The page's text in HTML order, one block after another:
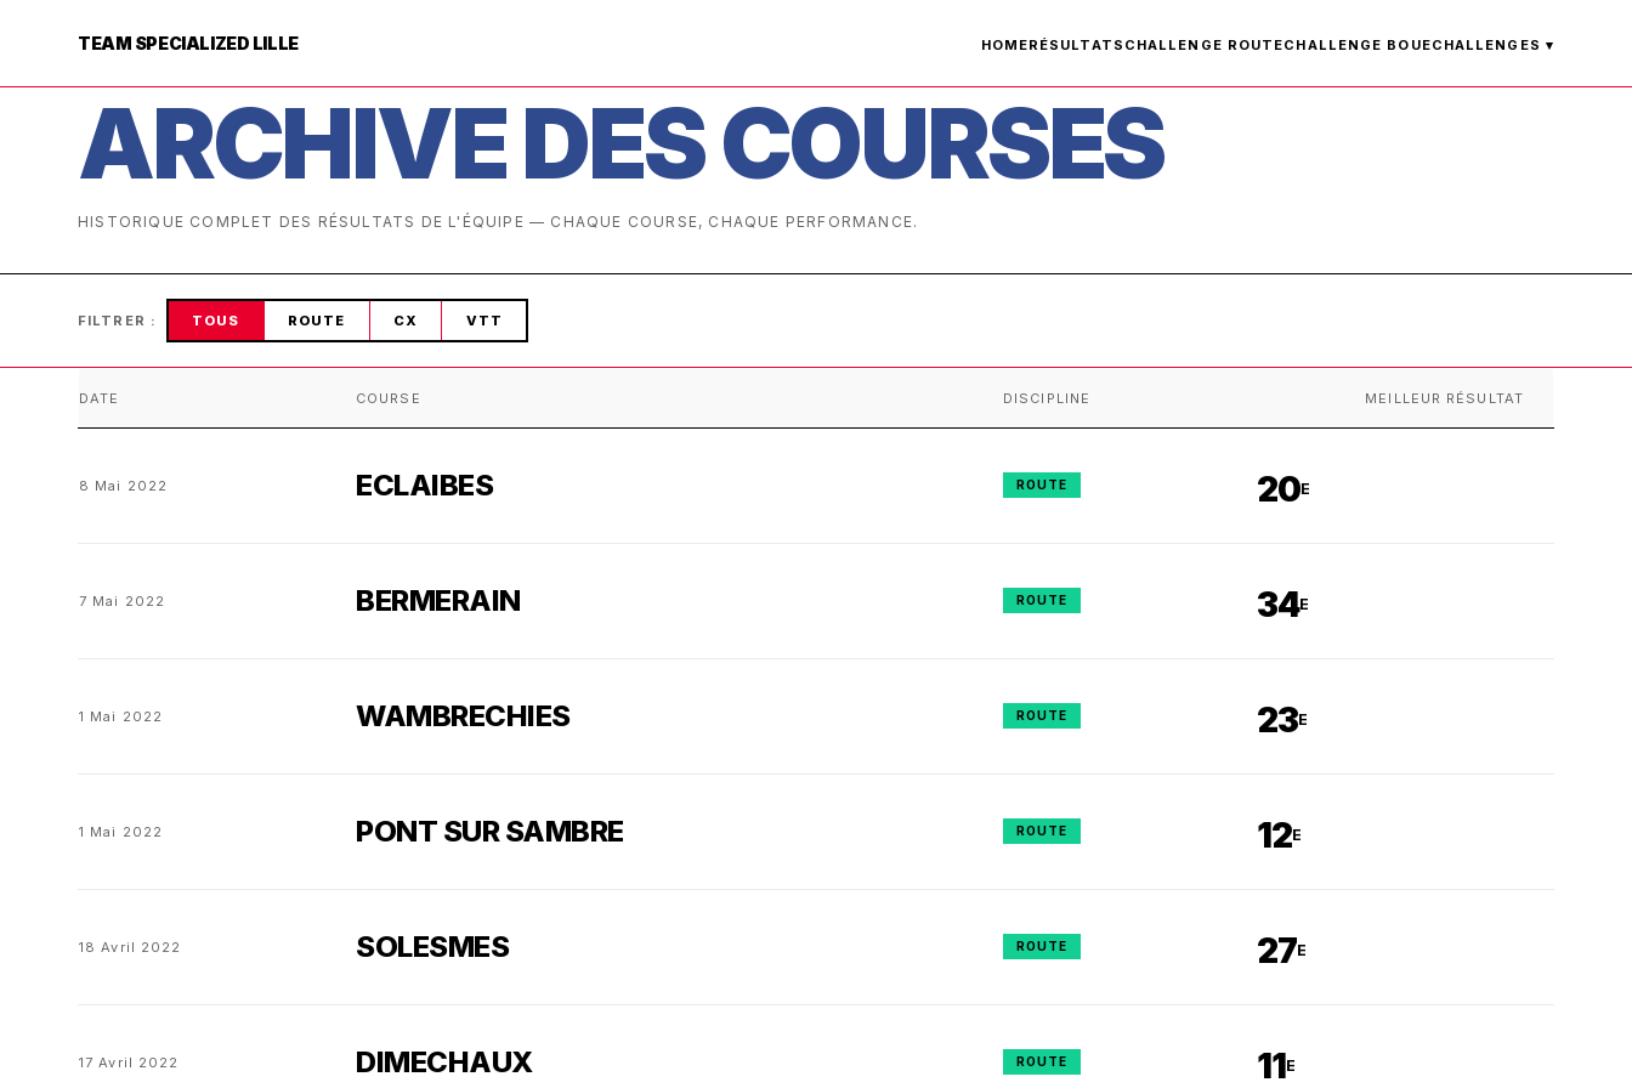
TEAM SPECIALIZED LILLE HOMERÉSULTATS CHALLENGE ROUTECHALLENGE BOUECHALLENGES ▾
ARCHIVE DES COURSES
HISTORIQUE COMPLET DES RÉSULTATS DE L'ÉQUIPE — CHAQUE COURSE, CHAQUE PERFORMANCE.
FILTRER : TOUS ROUTE CX VTT
DATE COURSE DISCIPLINE MEILLEUR RÉSULTAT
8 Mai 2022 ECLAIBES ROUTE 20E
7 Mai 2022 BERMERAIN ROUTE 34E
1 Mai 2022 WAMBRECHIES ROUTE 23E
1 Mai 2022 PONT SUR SAMBRE ROUTE 12E
18 Avril 2022 SOLESMES ROUTE 27E
17 Avril 2022 DIMECHAUX ROUTE 11E